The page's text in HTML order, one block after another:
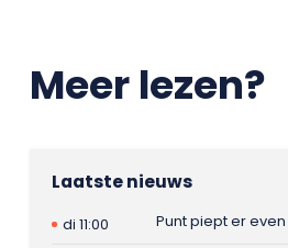
Meer lezen?
Laatste nieuws
di 11:00
Punt piept er